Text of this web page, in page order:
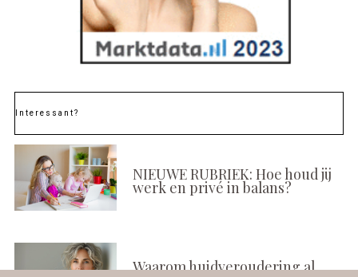
Interessant?
NIEUWE RUBRIEK: Hoe houd jij
werk en privé in balans?
Waarom huidveroudering al